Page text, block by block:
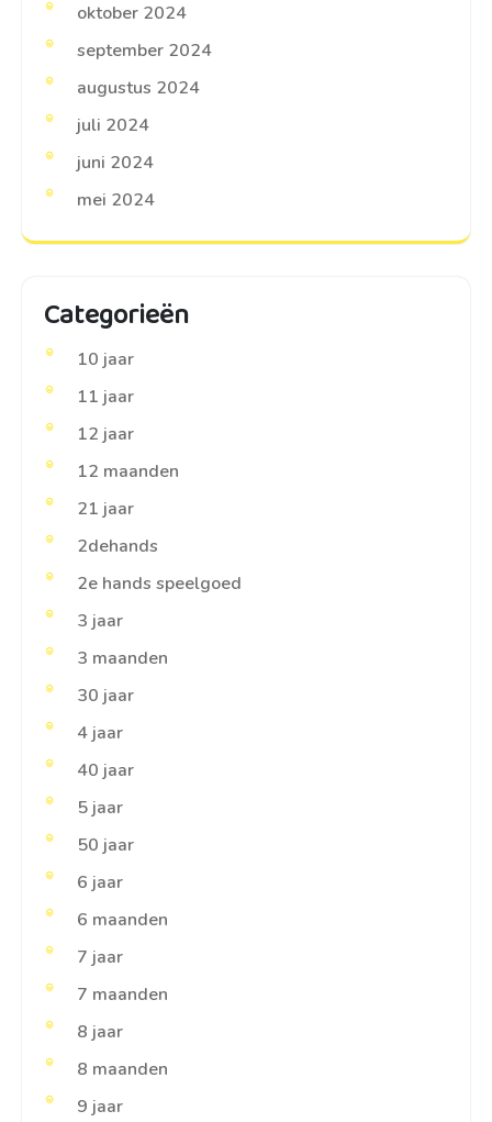
oktober 2024
september 2024
augustus 2024
juli 2024
juni 2024
mei 2024
Categorieën
10 jaar
11 jaar
12 jaar
12 maanden
21 jaar
2dehands
2e hands speelgoed
3 jaar
3 maanden
30 jaar
4 jaar
40 jaar
5 jaar
50 jaar
6 jaar
6 maanden
7 jaar
7 maanden
8 jaar
8 maanden
9 jaar